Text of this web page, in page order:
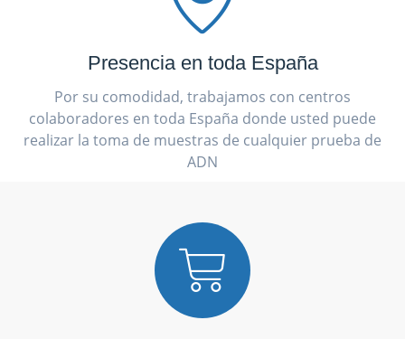
Presencia en toda España
Por su comodidad, trabajamos con centros
colaboradores en toda España donde usted puede
realizar la toma de muestras de cualquier prueba de
ADN